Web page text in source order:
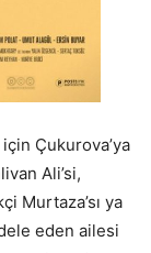
için Çukurova’ya
Ali’si,
Murtaza’sı ya
eden ailesi